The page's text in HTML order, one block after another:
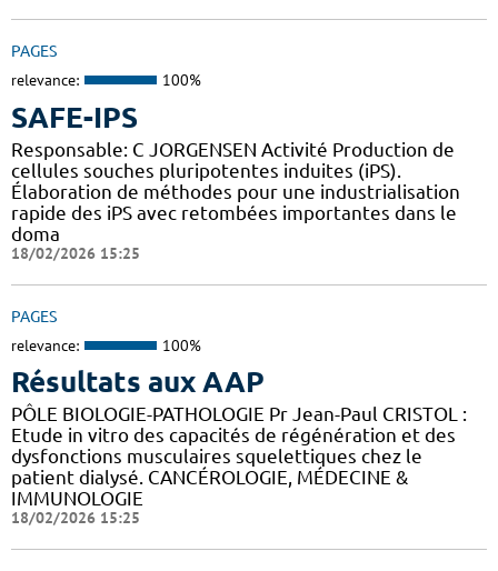
PAGES
relevance: 100%
SAFE-IPS
Responsable: C JORGENSEN Activité Production de
cellules souches pluripotentes induites (iPS).
Élaboration de méthodes pour une industrialisation
rapide des iPS avec retombées importantes dans le
doma
18/02/2026 15:25
PAGES
relevance: 100%
Résultats aux AAP
PÔLE BIOLOGIE-PATHOLOGIE Pr Jean-Paul CRISTOL :
Etude in vitro des capacités de régénération et des
dysfonctions musculaires squelettiques chez le
patient dialysé. CANCÉROLOGIE, MÉDECINE &
IMMUNOLOGIE
18/02/2026 15:25